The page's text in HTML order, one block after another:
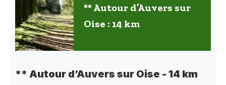
** Autour d’Auvers sur
Oise : 14 km
** Autour d’Auvers sur Oise - 14 km